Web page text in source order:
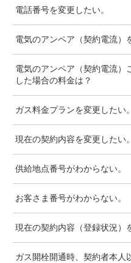
電話番号を変更したい。
電気のアンペア（契約電流）
電気のアンペア（契約電流）
した場合の料金は？
ガス料金プランを変更したい。
現在の契約内容を変更したい。
供給地点番号がわからない。
お客さま番号がわからない。
現在の契約内容（登録状況
ガス開栓開通時、契約者本人